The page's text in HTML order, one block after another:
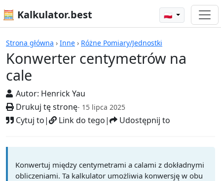
🧮 Kalkulator.best 🇵🇱
Strona główna › Inne › Różne Pomiary/Jednostki
Konwerter centymetrów na
cale
Autor: Henrick Yau
Drukuj tę stronę- 15 lipca 2025
Cytuj to| Link do tego| Udostępnij to
Kalkulatory
Konwertuj między centymetrami a calami z dokładnymi
obliczeniami. Ta kalkulator umożliwia konwersję w obu